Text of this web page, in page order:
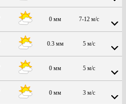
0 мм 7-12 м/с
0.3 мм 5 м/с
0 мм 5 м/с
0 мм 3 м/с